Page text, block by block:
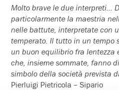
Molto brave le due interpreti…
particolarmente la maestria
nelle battute, interpretate con
temperato. Il tutto in un tempo
un buon equilibrio fra lentezza
che, insieme sommate, fanno
simbolo della società prevista
Pierluigi Pietricola – Sipario